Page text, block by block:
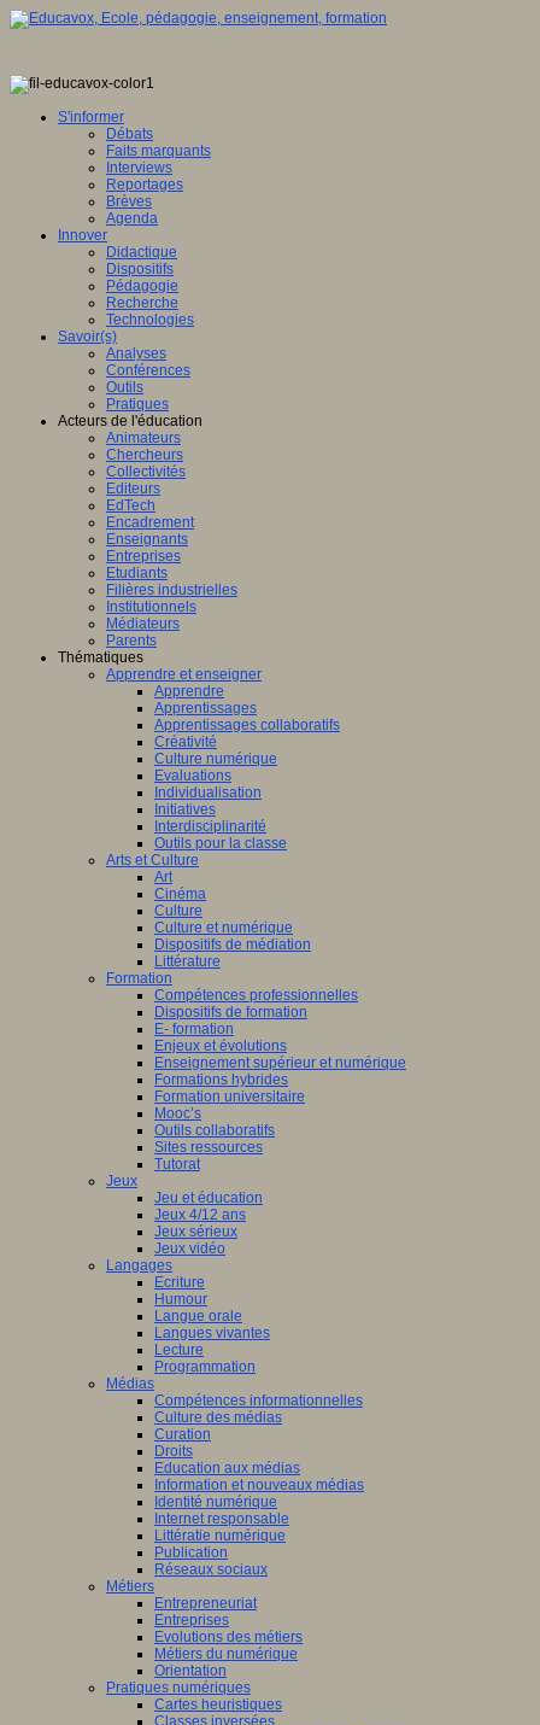
S'informer
Débats
Faits marquants
Interviews
Reportages
Brèves
Agenda
Innover
Didactique
Dispositifs
Pédagogie
Recherche
Technologies
Savoir(s)
Analyses
Conférences
Outils
Pratiques
Acteurs de l'éducation
Animateurs
Chercheurs
Collectivités
Editeurs
EdTech
Encadrement
Enseignants
Entreprises
Etudiants
Filières industrielles
Institutionnels
Médiateurs
Parents
Thématiques
Apprendre et enseigner
Apprendre
Apprentissages
Apprentissages collaboratifs
Créativité
Culture numérique
Evaluations
Individualisation
Initiatives
Interdisciplinarité
Outils pour la classe
Arts et Culture
Art
Cinéma
Culture
Culture et numérique
Dispositifs de médiation
Littérature
Formation
Compétences professionnelles
Dispositifs de formation
E- formation
Enjeux et évolutions
Enseignement supérieur et numérique
Formations hybrides
Formation universitaire
Mooc’s
Outils collaboratifs
Sites ressources
Tutorat
Jeux
Jeu et éducation
Jeux 4/12 ans
Jeux sérieux
Jeux vidéo
Langages
Ecriture
Humour
Langue orale
Langues vivantes
Lecture
Programmation
Médias
Compétences informationnelles
Culture des médias
Curation
Droits
Education aux médias
Information et nouveaux médias
Identité numérique
Internet responsable
Littératie numérique
Publication
Réseaux sociaux
Métiers
Entrepreneuriat
Entreprises
Evolutions des métiers
Métiers du numérique
Orientation
Pratiques numériques
Cartes heuristiques
Classes inversées